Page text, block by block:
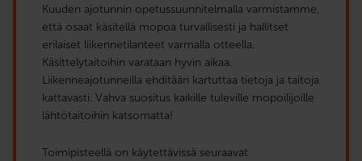
Kuuden ajotunnin opetussuunnitelmalla varmistamme,
että osaat käsitellä mopoa turvallisesti ja hallitset
erilaiset liikennetilanteet varmalla otteella.
Käsittelytaitoihin varataan hyvin aikaa.
Liikenneajotunneilla ehditään kartuttaa tietoja ja taitoja
kattavasti. Vahva suositus kaikille tuleville mopoilijoille
lähtötaitoihin katsomatta!
Toimipisteellä on käytettävissä seuraavat